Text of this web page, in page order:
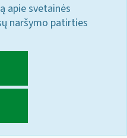
apie svetainės
naršymo patirties